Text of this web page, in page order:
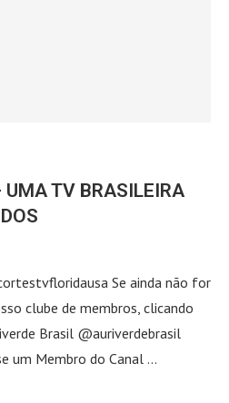
TV BRASILEIRA
Se ainda não for
clube de membros, clicando
Brasil @auriverdebrasil
um Membro do Canal …